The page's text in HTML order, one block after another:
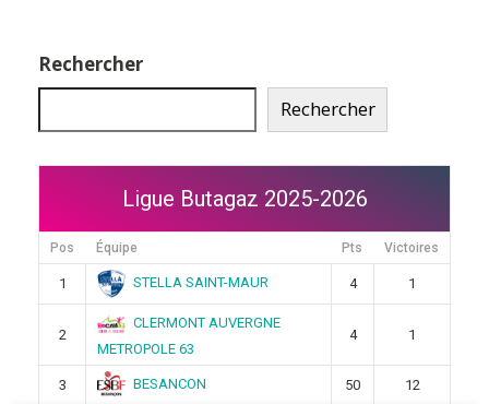
Rechercher
Rechercher
Ligue Butagaz 2025-2026
Pos Équipe Pts Victoires
1 STELLA SAINT-MAUR 4 1
2
CLERMONT AUVERGNE
METROPOLE 63
4 1
3 BESANCON 50 12